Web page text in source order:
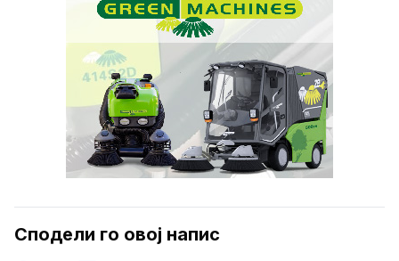
Сподели го овој напис